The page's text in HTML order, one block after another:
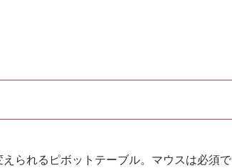
られるピボットテーブル。マウスは必須で